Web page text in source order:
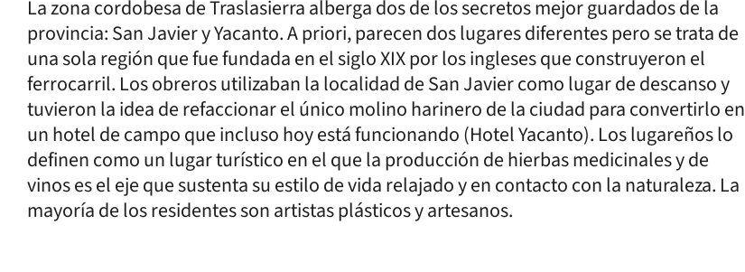
La zona cordobesa de Traslasierra alberga dos de los secretos mejor guardados de la
provincia: San Javier y Yacanto. A priori, parecen dos lugares diferentes pero se trata de
una sola región que fue fundada en el siglo XIX por los ingleses que construyeron el
ferrocarril. Los obreros utilizaban la localidad de San Javier como lugar de descanso y
tuvieron la idea de refaccionar el único molino harinero de la ciudad para convertirlo en
un hotel de campo que incluso hoy está funcionando (Hotel Yacanto). Los lugareños lo
definen como un lugar turístico en el que la producción de hierbas medicinales y de
vinos es el eje que sustenta su estilo de vida relajado y en contacto con la naturaleza. La
mayoría de los residentes son artistas plásticos y artesanos.